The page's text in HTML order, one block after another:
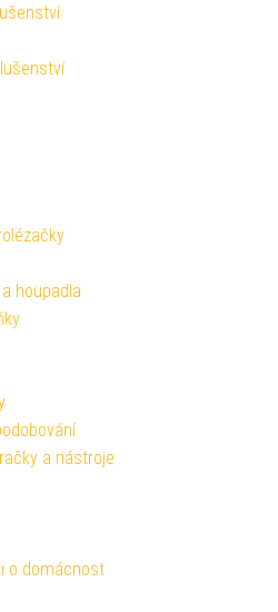
houpadla
a nástroje
o domácnost